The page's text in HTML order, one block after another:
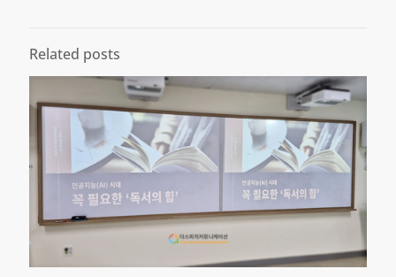
Related posts